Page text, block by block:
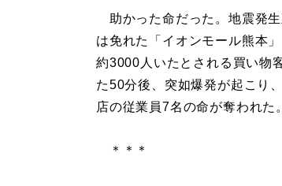
助かった命だった。地震発
は免れた「イオンモール熊本
約3000人いたとされる買い物
た50分後、突如爆発が起こり
店の従業員7名の命が奪われた。
＊＊＊